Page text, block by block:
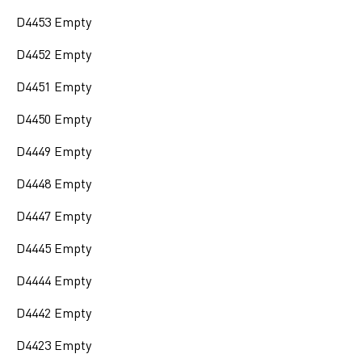
D4453 Empty
D4452 Empty
D4451 Empty
D4450 Empty
D4449 Empty
D4448 Empty
D4447 Empty
D4445 Empty
D4444 Empty
D4442 Empty
D4423 Empty